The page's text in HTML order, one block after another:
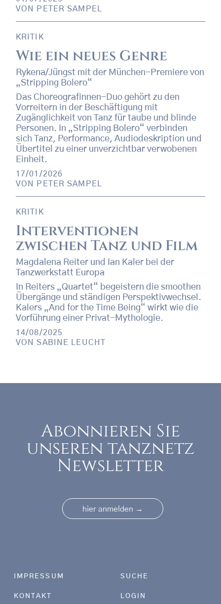
VON
PETER SAMPEL
KRITIK
Wie ein neues Genre
Rykena/Jüngst mit der München-Premiere von
„Stripping Bolero“
Das Choreografinnen-Duo gehört zu den
Vorreitern in der Beschäftigung mit
Zugänglichkeit von Tanz für taube und blinde
Personen. In „Stripping Bolero“ verbinden
sich Tanz, Performance, Audiodeskription und
Übertitel zu einer unverzichtbar verwobenen
Einheit.
17/01/2026
VON
PETER SAMPEL
KRITIK
Interventionen
zwischen Tanz und Film
Magdalena Reiter und Ian Kaler bei der
Tanzwerkstatt Europa
In Reiters „Quartet“ begeistern die smoothen
Übergänge und ständigen Perspektivwechsel.
Kalers „And for the Time Being“ wirkt wie die
Vorführung einer Privat-Mythologie.
14/08/2025
VON SABINE LEUCHT
Abonnieren Sie
unseren tanznetz
Newsletter
hier anmelden →
Footer menu
IMPRESSUM
KONTAKT
SUCHE
LOGIN